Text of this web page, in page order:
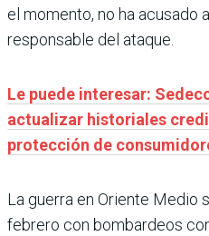
el momento, no ha acusado
responsable del ataque.
Le puede interesar:
actualizar historiales
protección de
La guerra en Oriente Medio
febrero con bombardeos